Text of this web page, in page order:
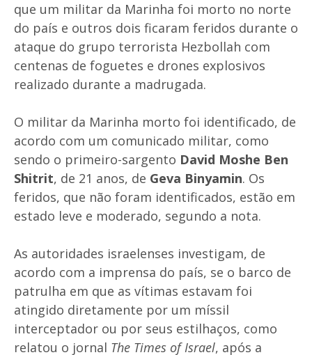
que um militar da Marinha foi morto no norte
do país e outros dois ficaram feridos durante o
ataque do grupo terrorista Hezbollah com
centenas de foguetes e drones explosivos
realizado durante a madrugada.
O militar da Marinha morto foi identificado, de
acordo com um comunicado militar, como
sendo o primeiro-sargento David Moshe Ben
Shitrit, de 21 anos, de Geva Binyamin. Os
feridos, que não foram identificados, estão em
estado leve e moderado, segundo a nota.
As autoridades israelenses investigam, de
acordo com a imprensa do país, se o barco de
patrulha em que as vítimas estavam foi
atingido diretamente por um míssil
interceptador ou por seus estilhaços, como
relatou o jornal The Times of Israel, após a